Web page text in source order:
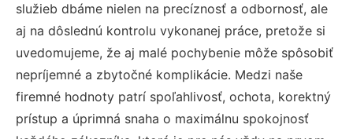
služieb dbáme nielen na precíznosť a odbornosť, ale
aj na dôslednú kontrolu vykonanej práce, pretože si
uvedomujeme, že aj malé pochybenie môže spôsobiť
nepríjemné a zbytočné komplikácie. Medzi naše
firemné hodnoty patrí spoľahlivosť, ochota, korektný
prístup a úprimná snaha o maximálnu spokojnosť